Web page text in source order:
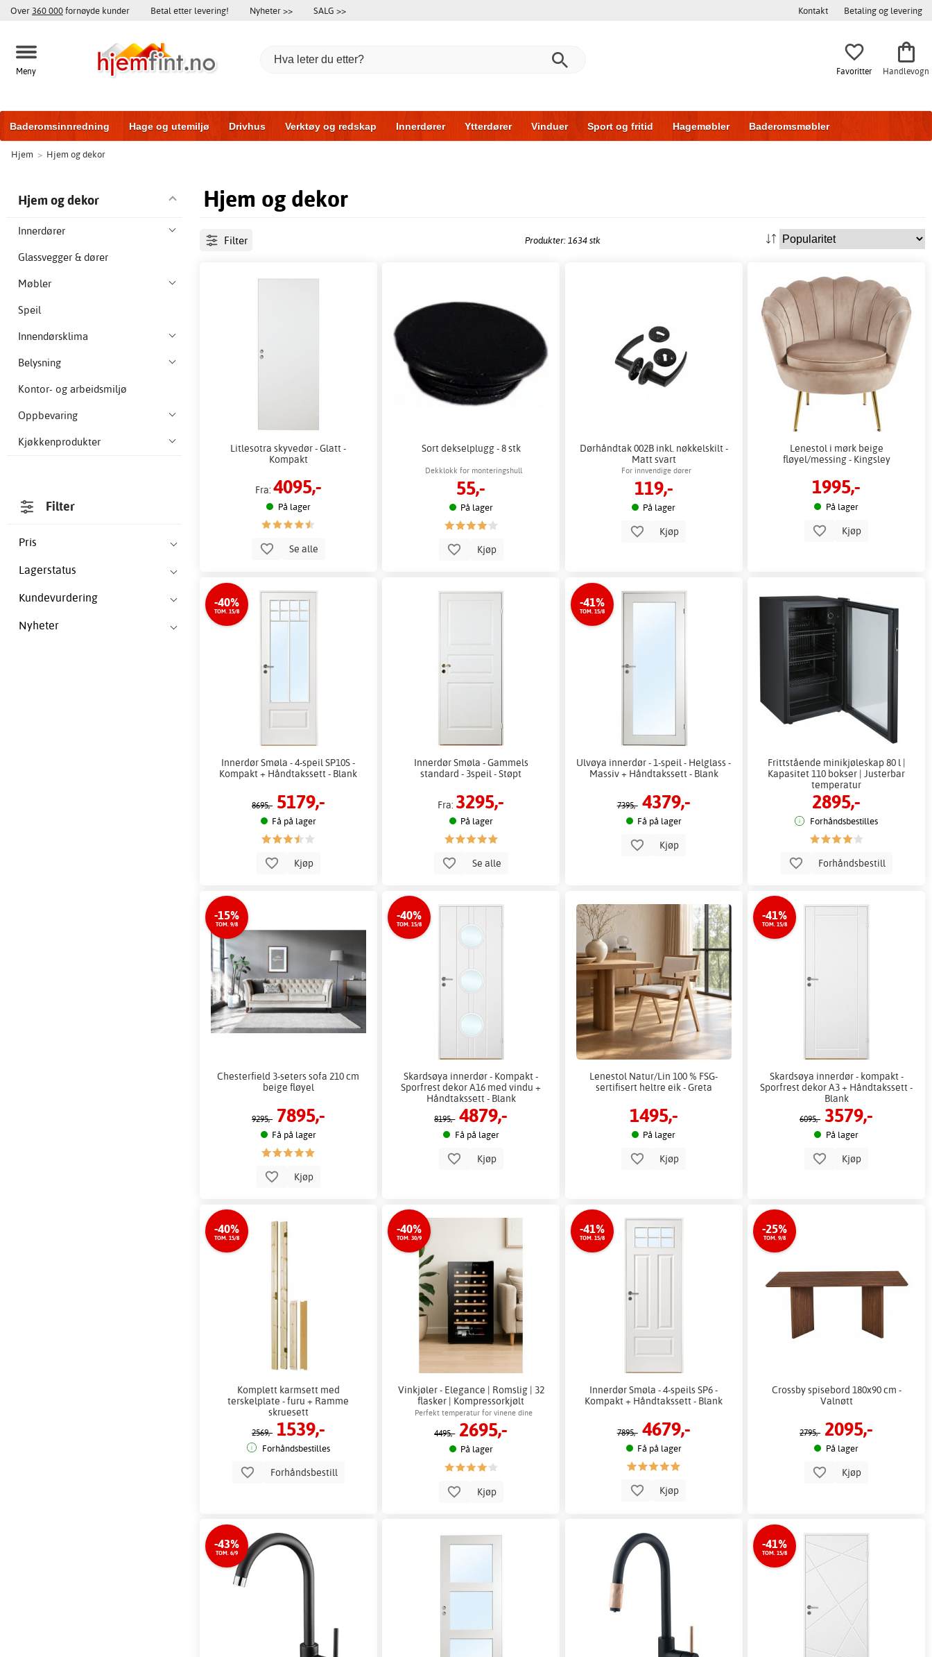
Over 360 000fornøyde kunder Betal etter levering! Nyheter >> SALG >> Kontakt Betaling og levering
Meny Favoritter Handlevogn
Baderomsinnredning Hage og utemiljø Drivhus Verktøy og redskap Innerdører Ytterdører Vinduer Sport og fritid Hagemøbler Baderomsmøbler
Hytter og friggeboder
Hjem > Hjem og dekor
Hjem og dekor
Hjem og dekor
Innerdører
Glassvegger & dører
Møbler
Speil
Innendørsklima
Belysning
Kontor- og arbeidsmiljø
Oppbevaring
Kjøkkenprodukter
Filter
Pris
Lagerstatus
Kundevurdering
Nyheter
Filter Produkter: 1634 stk
Litlesotra skyvedør - Glatt -
Kompakt
Fra: 4095,-
På lager
Se alle
Sort dekselplugg - 8 stk
Dekklokk for monteringshull
55,-
På lager
Kjøp
Dørhåndtak 002B inkl. nøkkelskilt -
Matt svart
For innvendige dører
119,-
På lager
Kjøp
Lenestol i mørk beige
fløyel/messing - Kingsley
1995,-
På lager
Kjøp
-40%
TOM. 15/8
Innerdør Smøla - 4-speil SP10S -
Kompakt + Håndtakssett - Blank
8695,- 5179,-
Få på lager
Kjøp
Innerdør Smøla - Gammels
standard - 3speil - Støpt
Fra: 3295,-
På lager
Se alle
-41%
TOM. 15/8
Ulvøya innerdør - 1-speil - Helglass -
Massiv + Håndtakssett - Blank
7395,- 4379,-
Få på lager
Kjøp
Frittstående minikjøleskap 80 l |
Kapasitet 110 bokser | Justerbar
temperatur
2895,-
Forhåndsbestilles
Forhåndsbestill
-15%
TOM. 9/8
Chesterfield 3-seters sofa 210 cm
beige fløyel
9295,- 7895,-
Få på lager
Kjøp
-40%
TOM. 15/8
Skardsøya innerdør - Kompakt -
Sporfrest dekor A16 med vindu +
Håndtakssett - Blank
8195,- 4879,-
Få på lager
Kjøp
Lenestol Natur/Lin 100 % FSG-
sertifisert heltre eik - Greta
1495,-
På lager
Kjøp
-41%
TOM. 15/8
Skardsøya innerdør - kompakt -
Sporfrest dekor A3 + Håndtakssett -
Blank
6095,- 3579,-
På lager
Kjøp
-40%
TOM. 15/8
Komplett karmsett med
terskelplate - furu + Ramme
skruesett
2569,- 1539,-
Forhåndsbestilles
Forhåndsbestill
-40%
TOM. 30/9
Vinkjøler - Elegance | Romslig | 32
flasker | Kompressorkjølt
Perfekt temperatur for vinene dine
4495,- 2695,-
På lager
Kjøp
-41%
TOM. 15/8
Innerdør Smøla - 4-speils SP6 -
Kompakt + Håndtakssett - Blank
7895,- 4679,-
Få på lager
Kjøp
-25%
TOM. 9/8
Crossby spisebord 180x90 cm -
Valnøtt
2795,- 2095,-
På lager
Kjøp
-43%
TOM. 6/9
-41%
TOM. 15/8